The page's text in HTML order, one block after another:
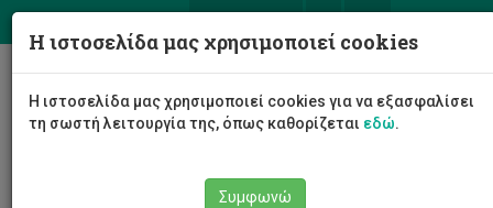
Διοίκηση
Η ιστοσελίδα μας χρησιμοποιεί cookies
Η ιστοσελίδα μας χρησιμοποιεί cookies για να εξασφαλίσει
τη σωστή λειτουργία της, όπως καθορίζεται εδώ.
Συμφωνώ